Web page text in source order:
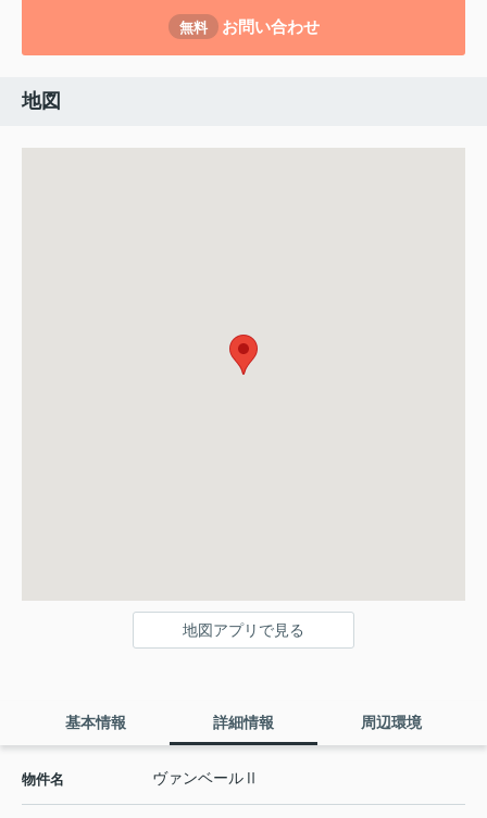
無料 お問い合わせ
地図
地図アプリで見る
基本情報 詳細情報 周辺環境
物件名 ヴァンベールⅡ